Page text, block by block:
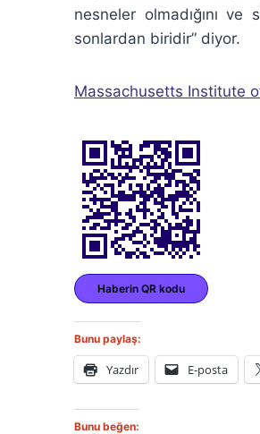
nesneler olmadığını
sonlardan biridir” diyor.
Massachusetts Institute
Haberin QR kodu
Bunu paylaş:
Yazdır E-posta
Bunu beğen: